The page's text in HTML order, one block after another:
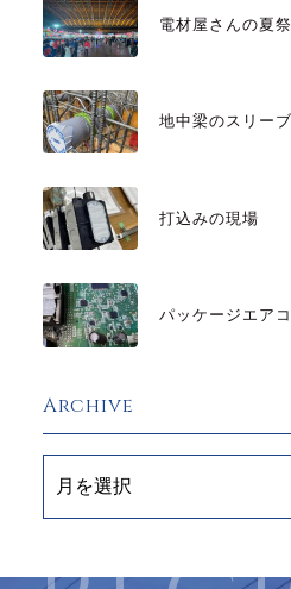
電材屋さんの夏
地中梁のスリー
打込みの現場
パッケージエア
Archive